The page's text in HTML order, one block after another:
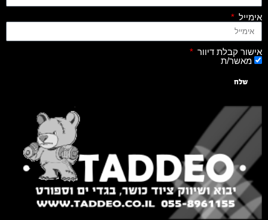
אימייל
אישור קבלת דיוור
מאשר/ת
שלח